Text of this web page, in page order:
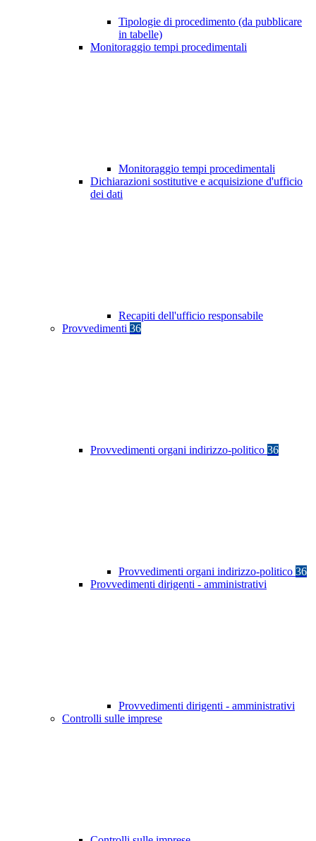
Tipologie di procedimento (da pubblicare
in tabelle)
Monitoraggio tempi procedimentali
Monitoraggio tempi procedimentali
Dichiarazioni sostitutive e acquisizione d'ufficio
dei dati
Recapiti dell'ufficio responsabile
Provvedimenti 36
Provvedimenti organi indirizzo-politico 36
Provvedimenti organi indirizzo-politico 36
Provvedimenti dirigenti - amministrativi
Provvedimenti dirigenti - amministrativi
Controlli sulle imprese